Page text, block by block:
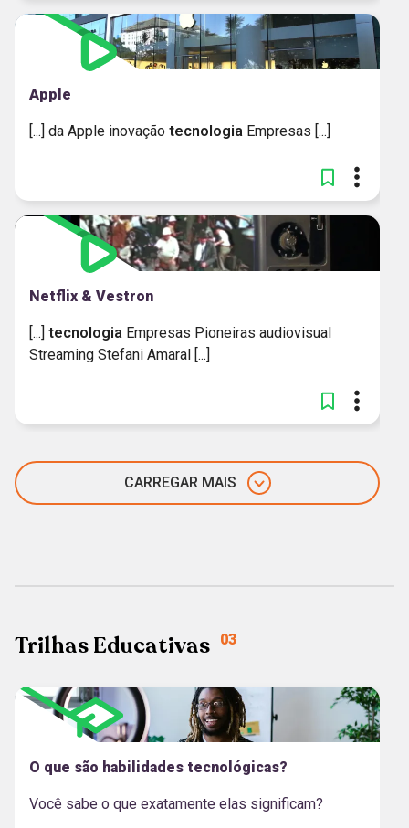
Apple
[...] da Apple inovação tecnologia Empresas [...]
Netflix & Vestron
[...] tecnologia Empresas Pioneiras audiovisual
Streaming Stefani Amaral [...]
CARREGAR MAIS
Trilhas Educativas 03
O que são habilidades tecnológicas?
Você sabe o que exatamente elas significam?